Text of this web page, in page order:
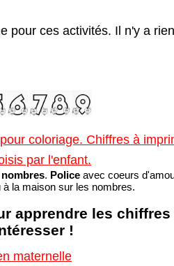
pour ces activités. Il n'y a
coloriage. Chiffres à
par l'enfant.
. Police avec coeurs
la maison sur les nombres.
apprendre les chiffres
!
maternelle